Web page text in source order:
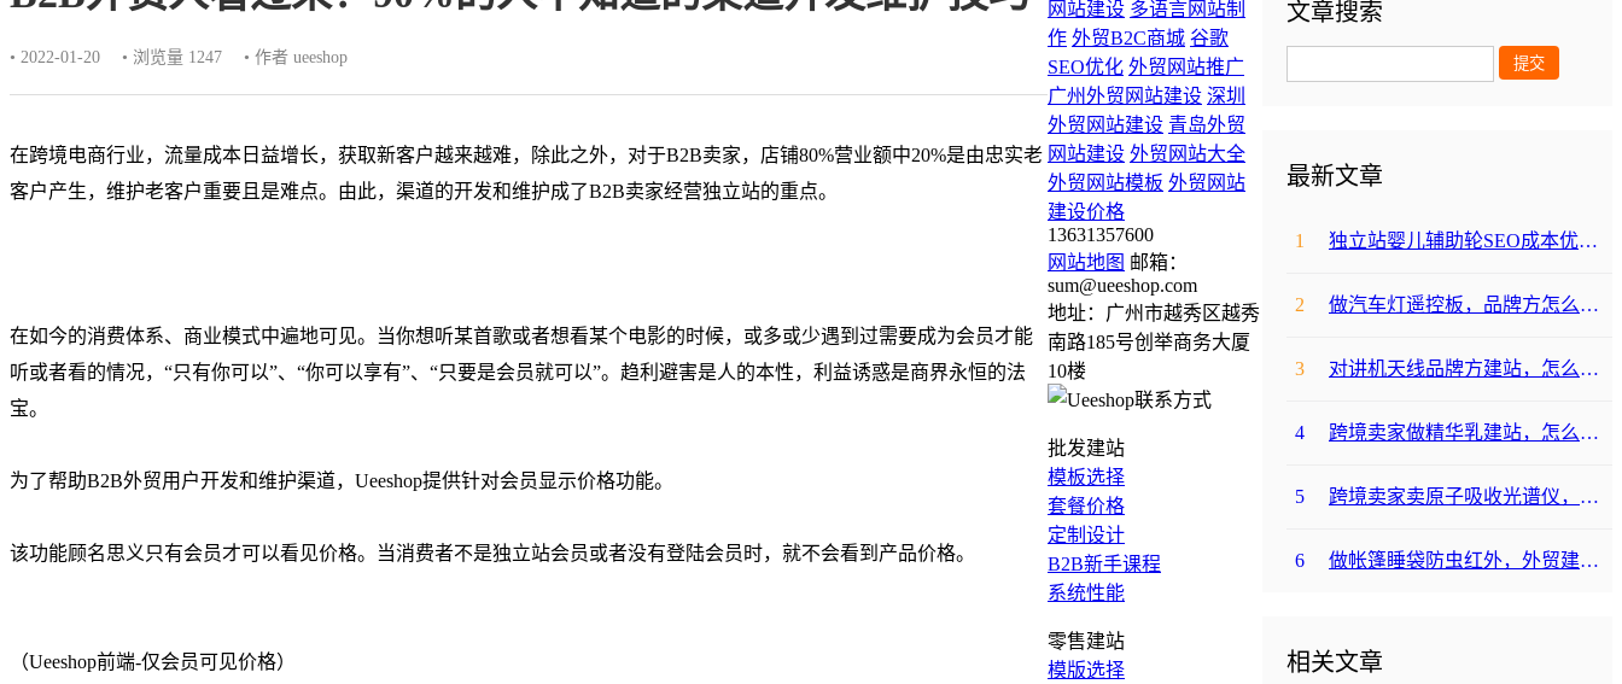
• 2022-01-20 • 浏览量 1247 • 作者 ueeshop
在跨境电商行业，流量成本日益增长，获取新客户越来越难，除此之外，对于B2B卖家，店铺80%营业额中20%是由忠实老
客户产生，维护老客户重要且是难点。由此，渠道的开发和维护成了B2B卖家经营独立站的重点。
在如今的消费体系、商业模式中遍地可见。当你想听某首歌或者想看某个电影的时候，或多或少遇到过需要成为会员才能
听或者看的情况，“只有你可以”、“你可以享有”、“只要是会员就可以”。趋利避害是人的本性，利益诱惑是商界永恒的法
宝。
为了帮助B2B外贸用户开发和维护渠道，Ueeshop提供针对会员显示价格功能。
该功能顾名思义只有会员才可以看见价格。当消费者不是独立站会员或者没有登陆会员时，就不会看到产品价格。
（Ueeshop前端-仅会员可见价格）
文章搜索
最新文章
1 独立站婴儿辅助轮SEO成本优化咋避坑？
2 做汽车灯遥控板，品牌方怎么选平台避坑？
3 对讲机天线品牌方建站，怎么降低成本啊？
4 跨境卖家做精华乳建站，怎么选合适提升转化？
5 跨境卖家卖原子吸收光谱仪，选哪个建站平台合适？
6 做帐篷睡袋防虫红外，外贸建站平台哪个合适？
相关文章
网站建设 多语言网站制
作 外贸B2C商城 谷歌
SEO优化 外贸网站推广
广州外贸网站建设 深圳
外贸网站建设 青岛外贸
网站建设 外贸网站大全
外贸网站模板 外贸网站
建设价格
13631357600
网站地图 邮箱：
sum@ueeshop.com
地址：广州市越秀区越秀
南路185号创举商务大厦
10楼
批发建站
模板选择
套餐价格
定制设计
B2B新手课程
系统性能
零售建站
模版选择